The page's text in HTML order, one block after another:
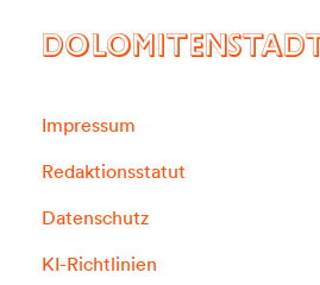
DOLOMITENSTADT
Impressum
Redaktionsstatut
Datenschutz
KI-Richtlinien